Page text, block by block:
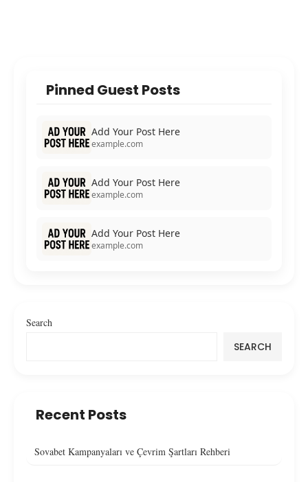
Pinned Guest Posts
Add Your Post Here
example.com
Add Your Post Here
example.com
Add Your Post Here
example.com
Search
SEARCH
Recent Posts
Sovabet Kampanyaları ve Çevrim Şartları Rehberi